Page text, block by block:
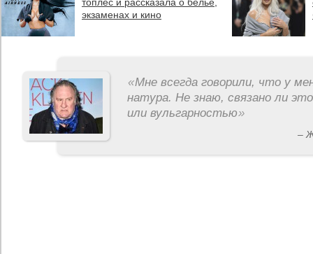
экзаменах и кино
«Мне всегда говорили, что у
натура. Не знаю, связано ли
или вульгарностью»
–